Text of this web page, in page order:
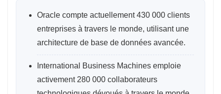
Oracle compte actuellement 430 000 clients
entreprises à travers le monde, utilisant une
architecture de base de données avancée.
International Business Machines emploie
activement 280 000 collaborateurs